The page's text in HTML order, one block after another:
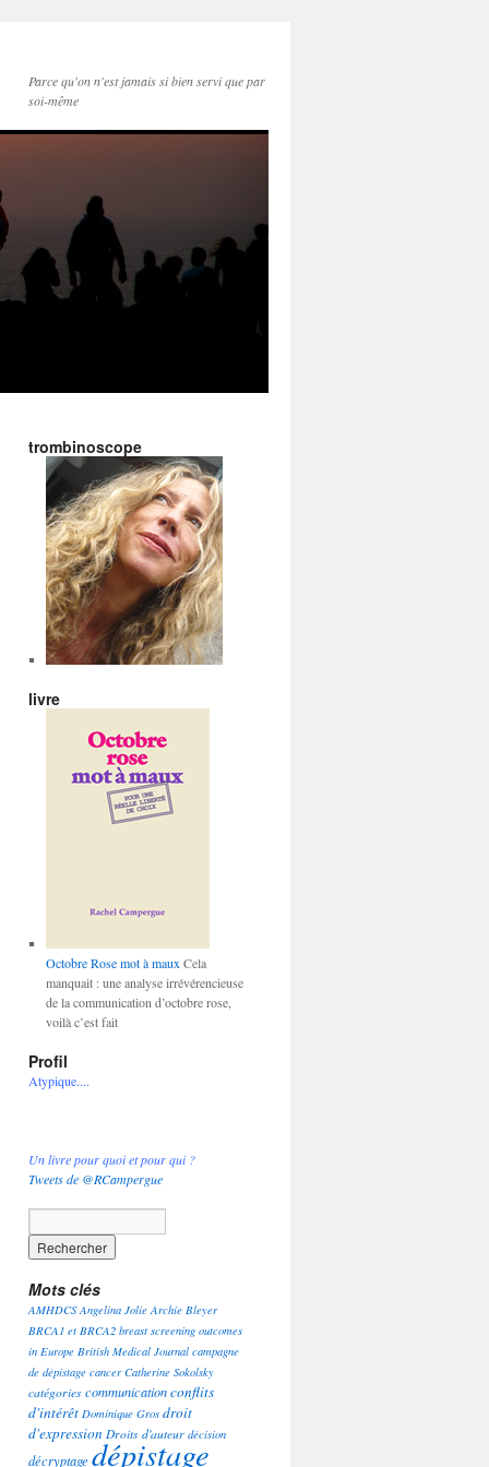
Parce qu'on n'est jamais si bien servi que par
soi-même
trombinoscope
livre
Octobre Rose mot à maux Cela
manquait : une analyse irrévérencieuse
de la communication d’octobre rose,
voilà c’est fait
Profil
Atypique....
Un livre pour quoi et pour qui ?
Tweets de @RCampergue
Mots clés
AMHDCS Angelina Jolie Archie Bleyer
BRCA1 et BRCA2 breast screening outcomes
in Europe British Medical Journal campagne
de dépistage cancer Catherine Sokolsky
catégories communicationconflits
d'intérêt Dominique Gros droit
d'expression Droits d'auteur décision
décryptage dépistage